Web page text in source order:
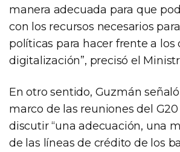
manera adecuada para que
con los recursos necesarios
políticas para hacer frente a los
digitalización”, precisó el
En otro sentido, Guzmán
marco de las reuniones del
discutir “una adecuación, una
de las líneas de crédito de los